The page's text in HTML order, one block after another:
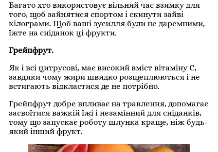
Багато хто використовує вільний час взимку для
того, щоб зайнятися спортом і скинути зайві
кілограми. Щоб ваші зусилля були не даремними,
їжте на сніданок ці фрукти.
Грейпфрут.
Як і всі цитрусові, має високий вміст вітаміну С,
завдяки чому жири швидко розщеплюються і не
встигають відкластися де не потрібно.
Грейпфрут добре впливає на травлення, допомагає
засвоїтися важкій їжі і незамінний для сніданків,
тому що запускає роботу шлунка краще, ніж будь-
який інший фрукт.